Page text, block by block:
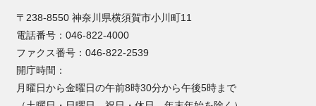
〒238-8550 神奈川県横須賀市小川町11
電話番号：046-822-4000
ファクス番号：046-822-2539
開庁時間：
月曜日から金曜日の午前8時30分から午後5時まで